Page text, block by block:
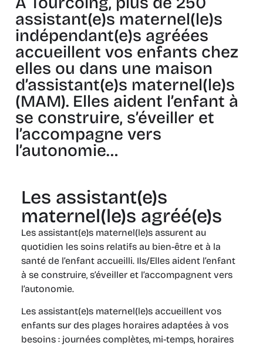
assistant(e)s maternel(le)s
indépendant(e)s agréées
accueillent vos enfants chez
elles ou dans une maison
d’assistant(e)s maternel(le)s
(MAM). Elles aident l’enfant à
se construire, s’éveiller et
l’accompagne vers
l’autonomie…
Les assistant(e)s
maternel(le)s agréé(e)s
Les assistant(e)s maternel(le)s assurent au
quotidien les soins relatifs au bien-être et à la
santé de l’enfant accueilli. Ils/Elles aident l’enfant
à se construire, s’éveiller et l’accompagnent vers
l’autonomie.
Les assistant(e)s maternel(le)s accueillent vos
enfants sur des plages horaires adaptées à vos
besoins : journées complètes, mi-temps, horaires